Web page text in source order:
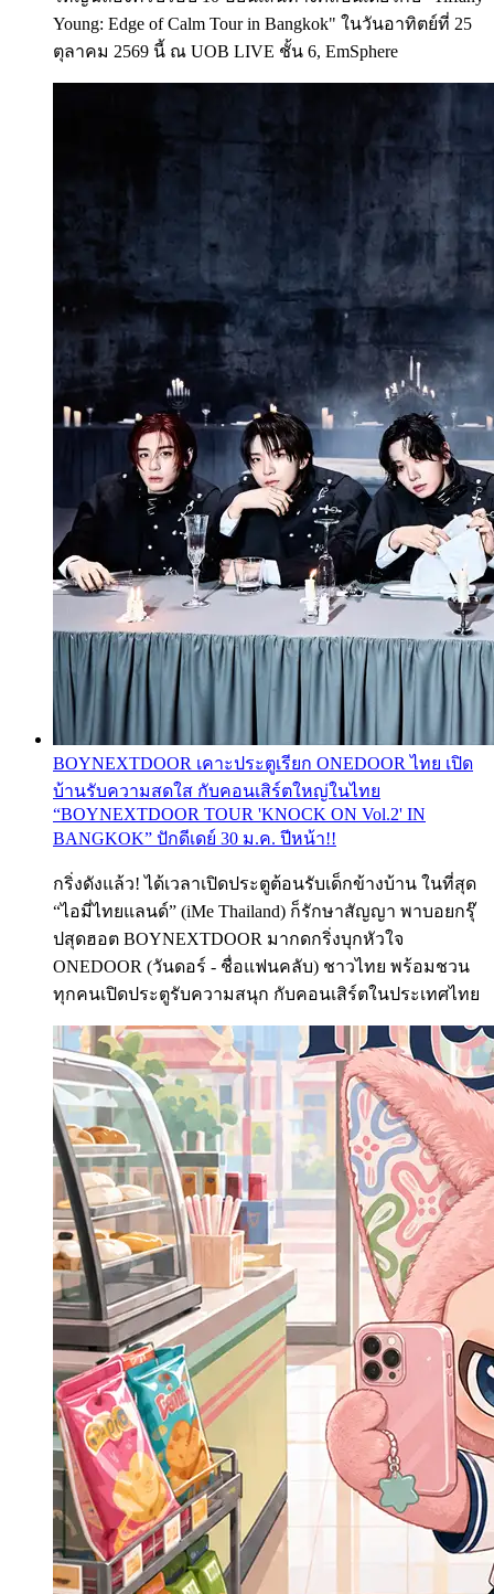
Young: Edge of Calm Tour in Bangkok" ในวันอาทิตย์ที่ 25
ตุลาคม 2569 นี้ ณ UOB LIVE ชั้น 6, EmSphere
BOYNEXTDOOR เคาะประตูเรียก ONEDOOR ไทย เปิด
บ้านรับความสดใส กับคอนเสิร์ตใหญ่ในไทย
“BOYNEXTDOOR TOUR 'KNOCK ON Vol.2' IN
BANGKOK” ปักดีเดย์ 30 ม.ค. ปีหน้า!!
กริ่งดังแล้ว! ได้เวลาเปิดประตูต้อนรับเด็กข้างบ้าน ในที่สุด
“ไอมี่ไทยแลนด์” (iMe Thailand) ก็รักษาสัญญา พาบอยกรุ๊
ปสุดฮอต BOYNEXTDOOR มากดกริ่งบุกหัวใจ
ONEDOOR (วันดอร์ - ชื่อแฟนคลับ) ชาวไทย พร้อมชวน
ทุกคนเปิดประตูรับความสนุก กับคอนเสิร์ตในประเทศไทย